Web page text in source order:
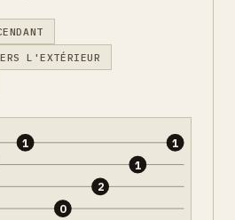
L'EXTÉRIEUR
1
0
2
1
1